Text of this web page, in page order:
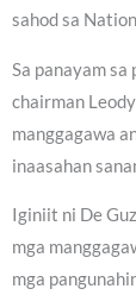
sahod sa
Sa panayam
chairman
manggagawa
inaasahan
Iginiit ni De
mga
mga